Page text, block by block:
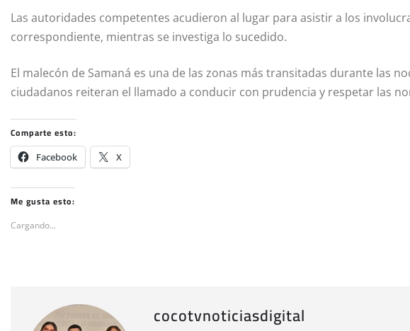
Las autoridades competentes acudieron al lugar para asistir a los
correspondiente, mientras se investiga lo sucedido.
El malecón de Samaná es una de las zonas más transitadas durante las
ciudadanos reiteran el llamado a conducir con prudencia y respetar las
Comparte esto:
Facebook X
Me gusta esto:
Cargando...
cocotvnoticiasdigital